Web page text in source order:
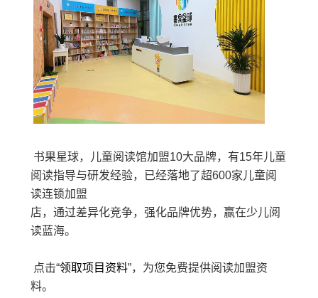
书果星球，儿童阅读馆加盟10大品牌，有15年儿童
阅读指导与研发经验，已经落地了超600家儿童阅
读连锁加盟
店，通过差异化竞争，强化品牌优势，赢在少儿阅
读蓝海。
点击“领取项目资料”，为您免费提供阅读加盟资
料。